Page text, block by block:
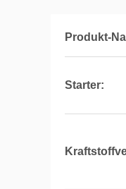
Produkt-
Starter: